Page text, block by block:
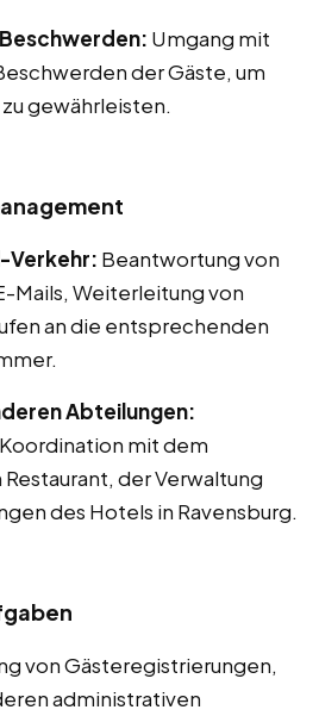
Umgang mit
der Gäste, um
gewährleisten.
Verkehr: Beantwortung von
Mails, Weiterleitung von
an die entsprechenden
Abteilungen:
mit dem
der Verwaltung
des Hotels in Ravensburg.
von Gästeregistrierungen,
administrativen